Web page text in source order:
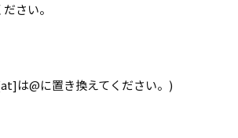
さい。
は@に置き換えてください。)